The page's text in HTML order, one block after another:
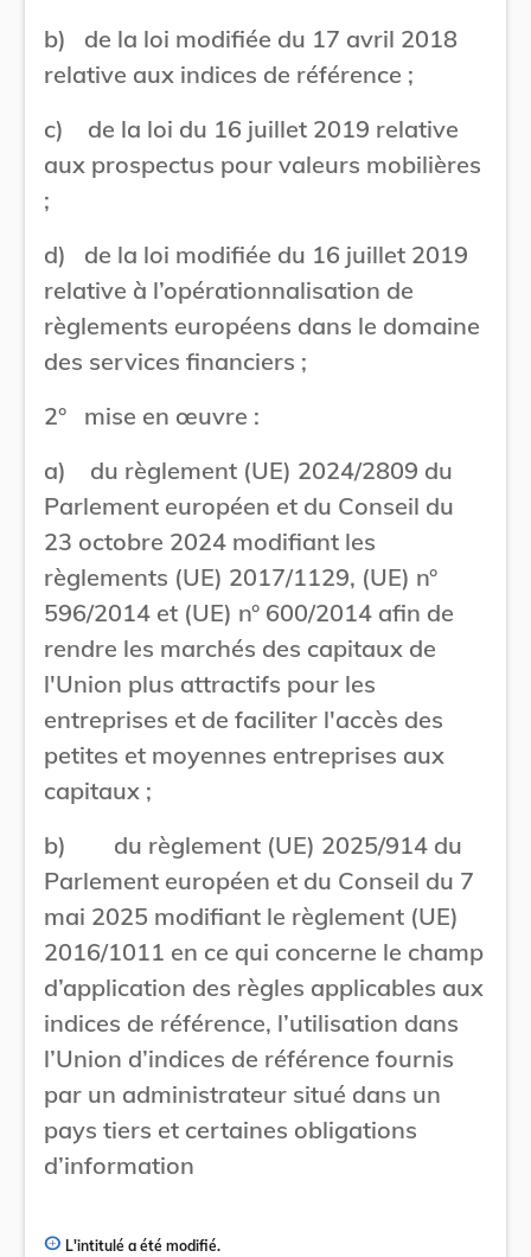
b) de la loi modifiée du 17 avril 2018
relative aux indices de référence ;
c) de la loi du 16 juillet 2019 relative
aux prospectus pour valeurs mobilières
;
d) de la loi modifiée du 16 juillet 2019
relative à l’opérationnalisation de
règlements européens dans le domaine
des services financiers ;
2° mise en œuvre :
a) du règlement (UE) 2024/2809 du
Parlement européen et du Conseil du
23 octobre 2024 modifiant les
règlements (UE) 2017/1129, (UE) n°
596/2014 et (UE) n° 600/2014 afin de
rendre les marchés des capitaux de
l'Union plus attractifs pour les
entreprises et de faciliter l'accès des
petites et moyennes entreprises aux
capitaux ;
b) du règlement (UE) 2025/914 du
Parlement européen et du Conseil du 7
mai 2025 modifiant le règlement (UE)
2016/1011 en ce qui concerne le champ
d’application des règles applicables aux
indices de référence, l’utilisation dans
l’Union d’indices de référence fournis
par un administrateur situé dans un
pays tiers et certaines obligations
d’information
L'intitulé a été modifié.